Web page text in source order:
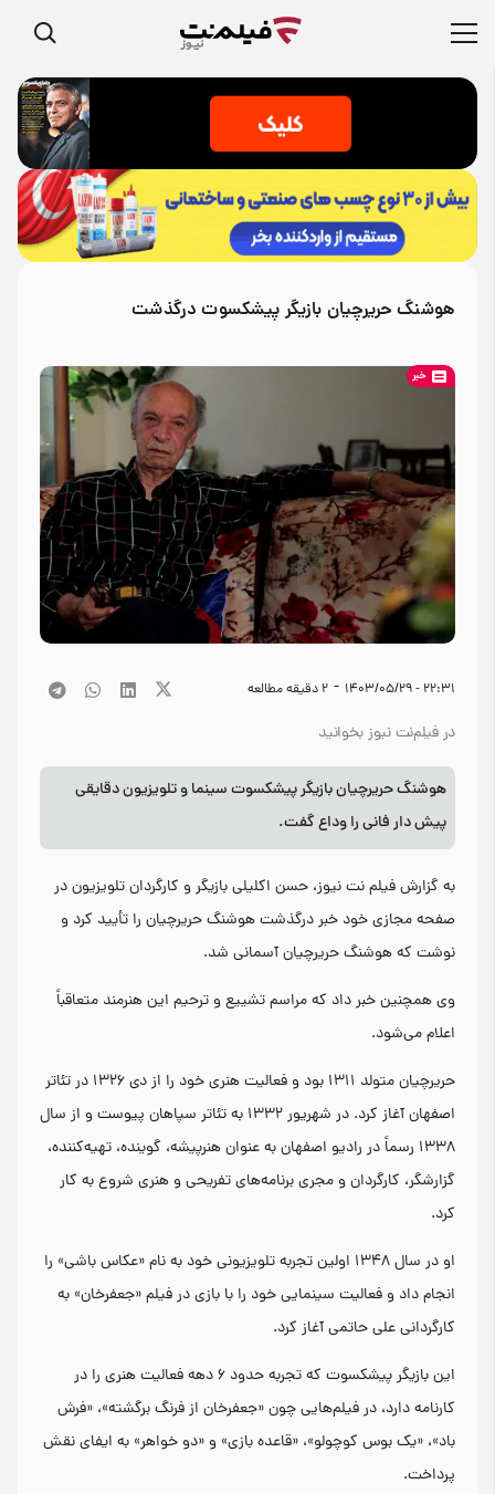
هوشنگ‌ حریرچیان بازیگر پیشکسوت درگذشت
خبر
۲۲:۳۱ - ۱۴۰۳/۰۵/۲۹ -
2 دقیقه مطالعه
در فیلم‌نت نیوز بخوانید
هوشنگ‌ حریرچیان بازیگر پیشکسوت سینما و تلویزیون دقایقی
پیش دار فانی را وداع گفت.
به گزارش فیلم نت نیوز، حسن اکلیلی بازیگر و کارگردان تلویزیون در
صفحه مجازی خود خبر درگذشت هوشنگ حریرچیان را تأیید کرد و
نوشت که هوشنگ حریرچیان آسمانی شد.
وی همچنین خبر داد که مراسم تشییع و ترحیم این هنرمند متعاقباً
اعلام می‌شود.
حریرچیان متولد ۱۳۱۱ بود و فعالیت هنری خود را از دی ۱۳۲۶ در تئاتر
اصفهان آغاز کرد. در شهریور ۱۳۳۲ به تئاتر سپاهان پیوست و از سال
۱۳۳۸ رسماً در رادیو اصفهان به عنوان هنرپیشه، گوینده، تهیه‌کننده،
گزارشگر، کارگردان و مجری برنامه‌های تفریحی و هنری شروع به کار
کرد.
او در سال ۱۳۴۸ اولین تجربه تلویزیونی خود به نام «عکاس باشی» را
انجام داد و فعالیت سینمایی خود را با بازی در فیلم «جعفرخان» به
کارگردانی علی حاتمی آغاز کرد.
این بازیگر پیشکسوت که تجربه حدود ۶ دهه فعالیت هنری را در
کارنامه دارد، در فیلم‌هایی چون «جعفرخان از فرنگ برگشته»، «فرش
باد»، «یک بوس کوچولو»، «قاعده بازی» و «دو خواهر» به ایفای نقش
پرداخت.